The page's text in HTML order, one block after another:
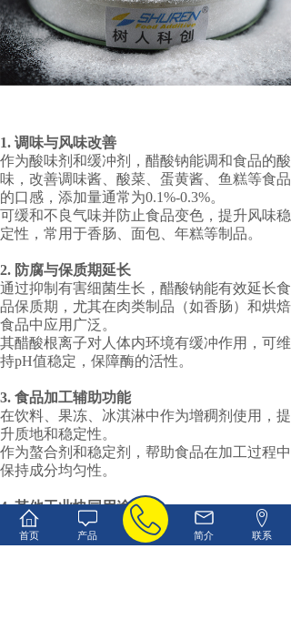
1. ‌调味与风味改善‌
作为酸味剂和缓冲剂，醋酸钠能调和食品的酸
味，改善调味酱、酸菜、蛋黄酱、鱼糕等食品
的口感，添加量通常为0.1%-0.3%‌。
可缓和不良气味并防止食品变色，提升风味稳
定性，常用于香肠、面包、年糕等制品‌。
2. ‌防腐与保质期延长‌
通过抑制有害细菌生长，醋酸钠能有效延长食
品保质期，尤其在肉类制品（如香肠）和烘焙
食品中应用广泛‌。
其醋酸根离子对人体内环境有缓冲作用，可维
持pH值稳定，保障酶的活性‌。
3. ‌食品加工辅助功能‌
在饮料、果冻、冰淇淋中作为增稠剂使用，提
升质地和稳定性‌。
作为螯合剂和稳定剂，帮助食品在加工过程中
保持成分均匀性‌。
4. ‌其他工业协同用途‌
虽非食品直接用途，但食品级醋酸钠的生产标
准也适用于医药领域，如药物合成或防腐剂制
首页 产品 简介 联系